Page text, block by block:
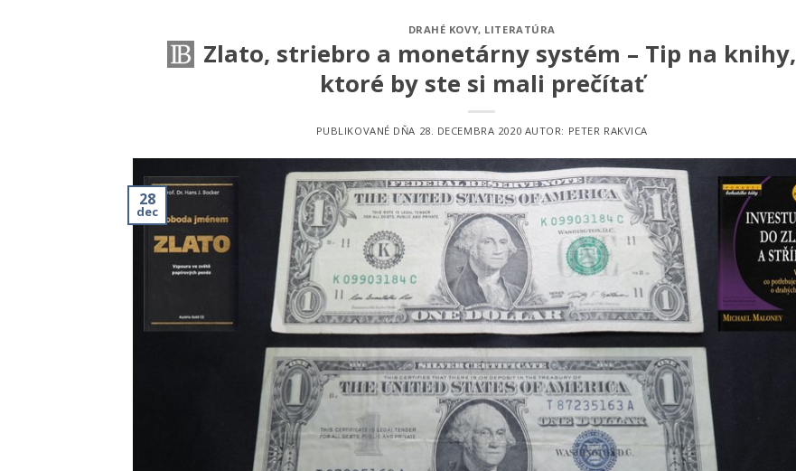
DRAHÉ KOVY, LITERATÚRA
Zlato, striebro a monetárny systém – Tip na knihy,
ktoré by ste si mali prečítať
PUBLIKOVANÉ DŇA 28. DECEMBRA 2020 AUTOR: PETER RAKVICA
28
dec